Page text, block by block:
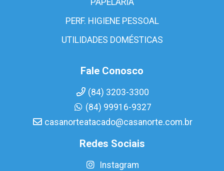
PAPELARIA
PERF. HIGIENE PESSOAL
UTILIDADES DOMÉSTICAS
Fale Conosco
(84) 3203-3300
(84) 99916-9327
casanorteatacado@casanorte.com.br
Redes Sociais
Instagram